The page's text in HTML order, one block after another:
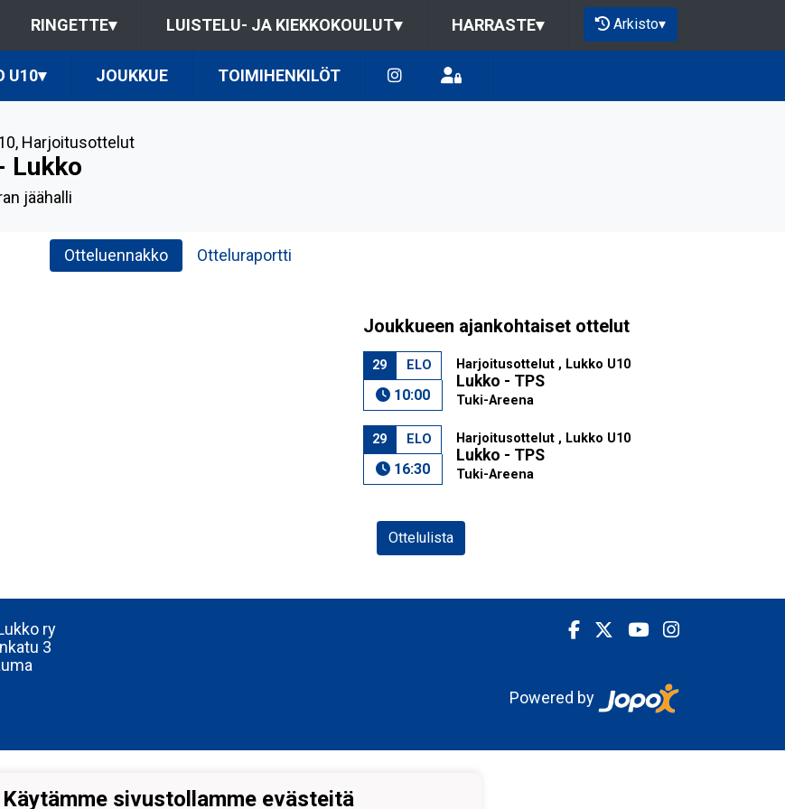
RINGETTE▾ LUISTELU- JA KIEKKOKOULUT▾ HARRASTE▾ Arkisto▾
U10▾ JOUKKUE TOIMIHENKILÖT
, Harjoitusottelut
Lukko
jäähalli
Otteluennakko Otteluraportti
Joukkueen ajankohtaiset ottelut
29 ELO
10:00
Harjoitusottelut , Lukko U10
Lukko - TPS
Tuki-Areena
29 ELO
16:30
Harjoitusottelut , Lukko U10
Lukko - TPS
Tuki-Areena
Ottelulista
ry
3
Powered by
Käytämme sivustollamme evästeitä